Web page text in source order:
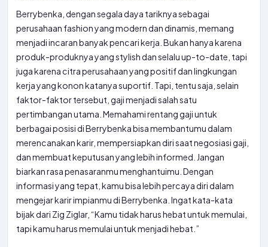
Berrybenka, dengan segala daya tariknya sebagai
perusahaan fashion yang modern dan dinamis, memang
menjadi incaran banyak pencari kerja. Bukan hanya karena
produk-produknya yang stylish dan selalu up-to-date, tapi
juga karena citra perusahaan yang positif dan lingkungan
kerja yang konon katanya suportif. Tapi, tentu saja, selain
faktor-faktor tersebut, gaji menjadi salah satu
pertimbangan utama. Memahami rentang gaji untuk
berbagai posisi di Berrybenka bisa membantumu dalam
merencanakan karir, mempersiapkan diri saat negosiasi gaji,
dan membuat keputusan yang lebih informed. Jangan
biarkan rasa penasaranmu menghantuimu. Dengan
informasi yang tepat, kamu bisa lebih percaya diri dalam
mengejar karir impianmu di Berrybenka. Ingat kata-kata
bijak dari Zig Ziglar, “Kamu tidak harus hebat untuk memulai,
tapi kamu harus memulai untuk menjadi hebat.”